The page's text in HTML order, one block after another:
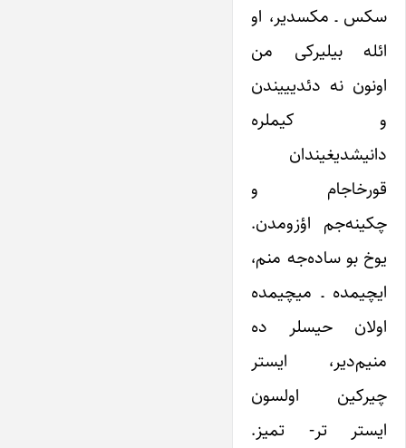
سکس ـ مکسدیر، او
ائله بیلیرکی من
اونون نه دئدیییندن
و کیملره
دانیشدیغیندان
قورخاجام و
چکینه‌جم اؤزومدن.
یوخ بو ساده‌جه منم،
ایچیمده ـ میچیمده
اولان حیسلر ده
منیم‌دیر، ایستر
چیرکین اولسون
ایستر تر- تمیز.